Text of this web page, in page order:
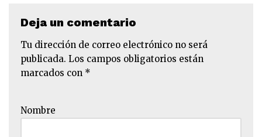
Deja un comentario
Tu dirección de correo electrónico no será
publicada. Los campos obligatorios están
marcados con *
Nombre